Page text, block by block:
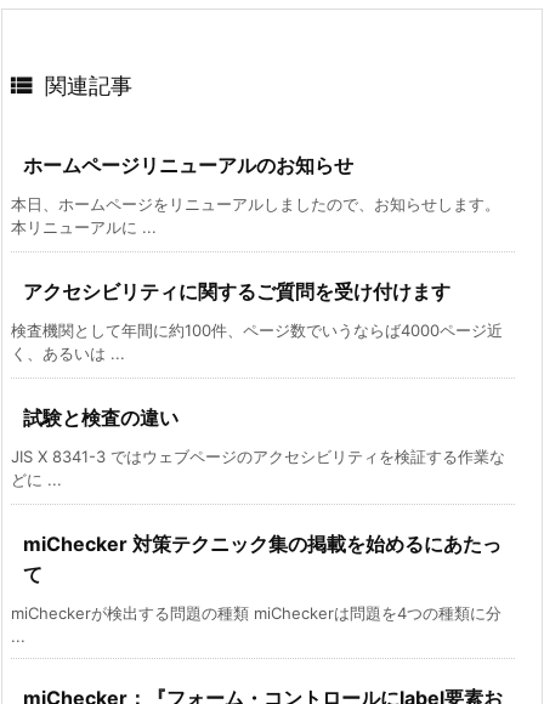
 関連記事
ホームページリニューアルのお知らせ
本日、ホームページをリニューアルしましたので、お知らせします。
本リニューアルに ...
アクセシビリティに関するご質問を受け付けます
検査機関として年間に約100件、ページ数でいうならば4000ページ近
く、あるいは ...
試験と検査の違い
JIS X 8341-3 ではウェブページのアクセシビリティを検証する作業な
どに ...
miChecker 対策テクニック集の掲載を始めるにあたっ
て
miCheckerが検出する問題の種類 miCheckerは問題を4つの種類に分
...
miChecker：『フォーム・コントロールにlabel要素お